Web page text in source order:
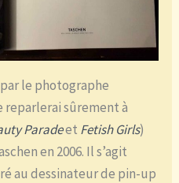
le photographe
reparlerai sûrement à
Paradeet Fetish Girls)
en 2006. Il s’agit
au dessinateur de pin-up